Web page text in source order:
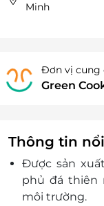
Minh
Đơn vị cung
Green
Thông tin
Được sản
phủ đá thiên
môi trường.